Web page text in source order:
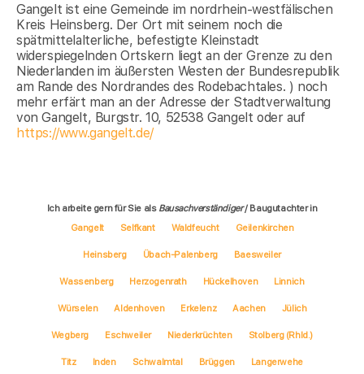
Gangelt ist eine Gemeinde im nordrhein-westfälischen
Kreis Heinsberg. Der Ort mit seinem noch die
spätmittelalterliche, befestigte Kleinstadt
widerspiegelnden Ortskern liegt an der Grenze zu den
Niederlanden im äußersten Westen der Bundesrepublik
am Rande des Nordrandes des Rodebachtales. ) noch
mehr erfärt man an der Adresse der Stadtverwaltung
von Gangelt, Burgstr. 10, 52538 Gangelt oder auf
https://www.gangelt.de/
Ich arbeite gern für Sie als Bausachverständiger/ Baugutachter in
Gangelt
Selfkant Waldfeucht Geilenkirchen
Heinsberg Übach-Palenberg Baesweiler
Wassenberg Herzogenrath Hückelhoven Linnich
Würselen Aldenhoven Erkelenz Aachen Jülich
Wegberg Eschweiler Niederkrüchten Stolberg (Rhld.)
Titz Inden Schwalmtal Brüggen Langerwehe